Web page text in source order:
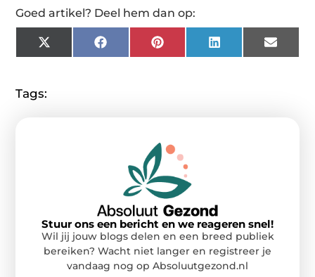
Goed artikel? Deel hem dan op:
X
(Twitter)
FacebookPinterestLinkedInEmail
Tags:
Stuur ons een bericht en we reageren snel!
Wil jij jouw blogs delen en een breed publiek
bereiken? Wacht niet langer en registreer je
vandaag nog op Absoluutgezond.nl